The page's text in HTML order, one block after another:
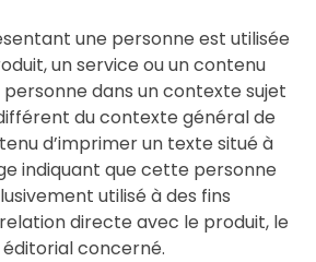
une personne est utilisée
un service ou un contenu
dans un contexte sujet
du contexte général de
d’imprimer un texte situé à
indiquant que cette personne
utilisé à des fins
directe avec le produit, le
concerné.